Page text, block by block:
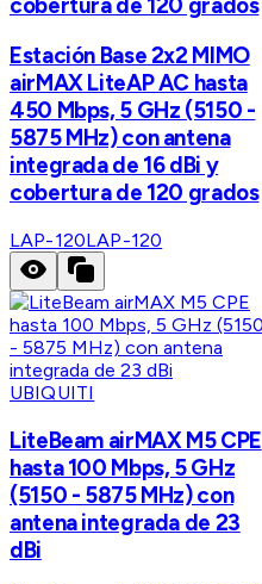
cobertura de 120 grados
Estación Base 2x2 MIMO
airMAX LiteAP AC hasta
450 Mbps, 5 GHz (5150 -
5875 MHz) con antena
integrada de 16 dBi y
cobertura de 120 grados
LAP-120LAP-120
UBIQUITI
LiteBeam airMAX M5 CPE
hasta 100 Mbps, 5 GHz
(5150 - 5875 MHz) con
antena integrada de 23
dBi